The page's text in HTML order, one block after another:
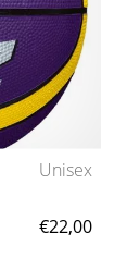
Unisex
€22,00